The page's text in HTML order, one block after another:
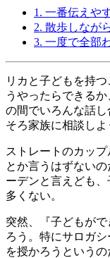
1. 一番伝えや
2. 散歩しながら
3. 一度で全部
リカと子どもを持
うやったらできる
の間でいろんな話
そろ家族に相談しよ
ストレートのカッ
とか言うはずない
ーデンと言えども
多くない。
突然、『子どもが
ろう。特にサロガ
を授かろうという